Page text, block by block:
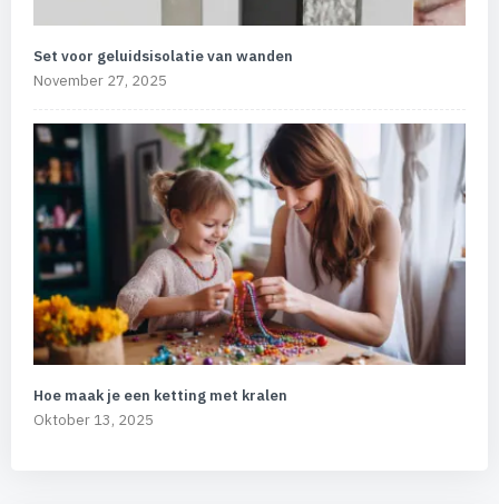
Set voor geluidsisolatie van wanden
November 27, 2025
Hoe maak je een ketting met kralen
Oktober 13, 2025